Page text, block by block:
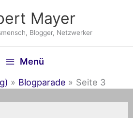
Mayer
Blogger, Netzwerker
Menü
Blogparade Seite 3